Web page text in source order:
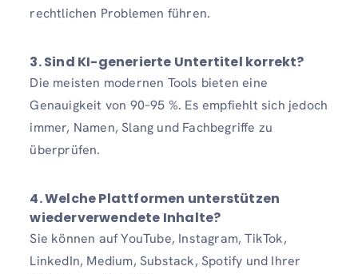
rechtlichen Problemen führen.
3.Sind KI-generierte Untertitel korrekt?
Die meisten modernen Tools bieten eine
Genauigkeit von 90–95 %. Es empfiehlt sich jedoch
immer, Namen, Slang und Fachbegriffe zu
überprüfen.
4.Welche Plattformen unterstützen
wiederverwendete Inhalte?
Sie können auf YouTube, Instagram, TikTok,
LinkedIn, Medium, Substack, Spotify und Ihrer